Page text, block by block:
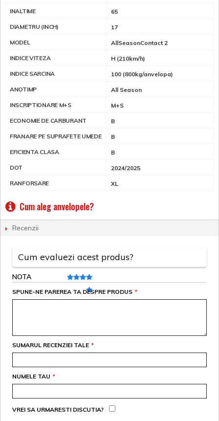
INALTIME 65
DIAMETRU (INCH) 17
MODEL AllSeasonContact 2
INDICE VITEZA H (210km/h)
INDICE SARCINA 100 (800kg/anvelopa)
ANOTIMP All Season
INSCRIPTIONARE M+S M+S
ECONOMIE DE CARBURANT B
FRANARE PE SUPRAFETE UMEDE B
EFICIENTA CLASA B
DOT 2024/2025
RANFORSARE XL
Cum aleg anvelopele?
Recenzii
Cum evaluezi acest produs?
NOTA
*
SPUNE-NE PAREREA TA DESPRE PRODUS
*
SUMARUL RECENZIEI TALE
*
NUMELE TAU
VREI SA URMARESTI DISCUTIA?